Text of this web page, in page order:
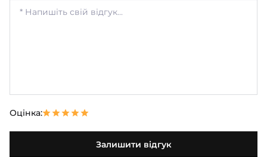
Оцінка:
Залишити відгук